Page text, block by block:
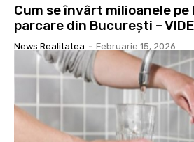
Cum se învârt milioanele
parcare din București –
News Realitatea - Februarie 15, 2026